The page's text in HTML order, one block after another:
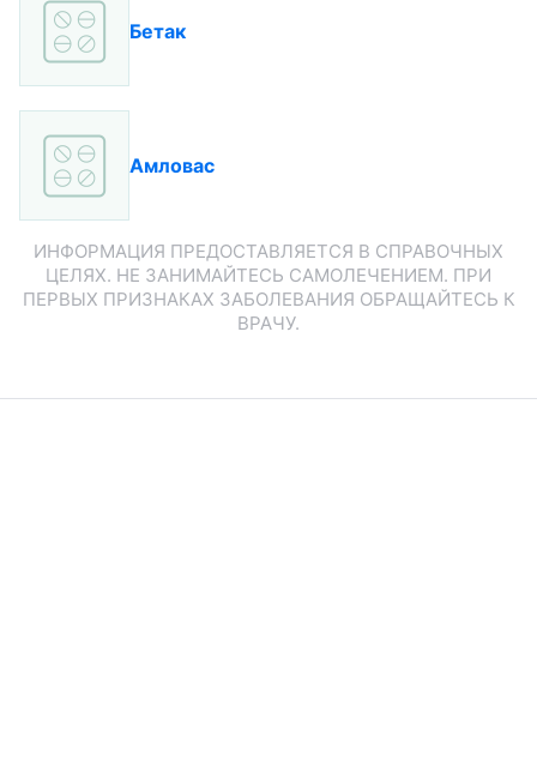
Бетак
Амловас
ИНФОРМАЦИЯ ПРЕДОСТАВЛЯЕТСЯ В СПРАВОЧНЫХ
ЦЕЛЯХ. НЕ ЗАНИМАЙТЕСЬ САМОЛЕЧЕНИЕМ. ПРИ
ПЕРВЫХ ПРИЗНАКАХ ЗАБОЛЕВАНИЯ ОБРАЩАЙТЕСЬ К
ВРАЧУ.